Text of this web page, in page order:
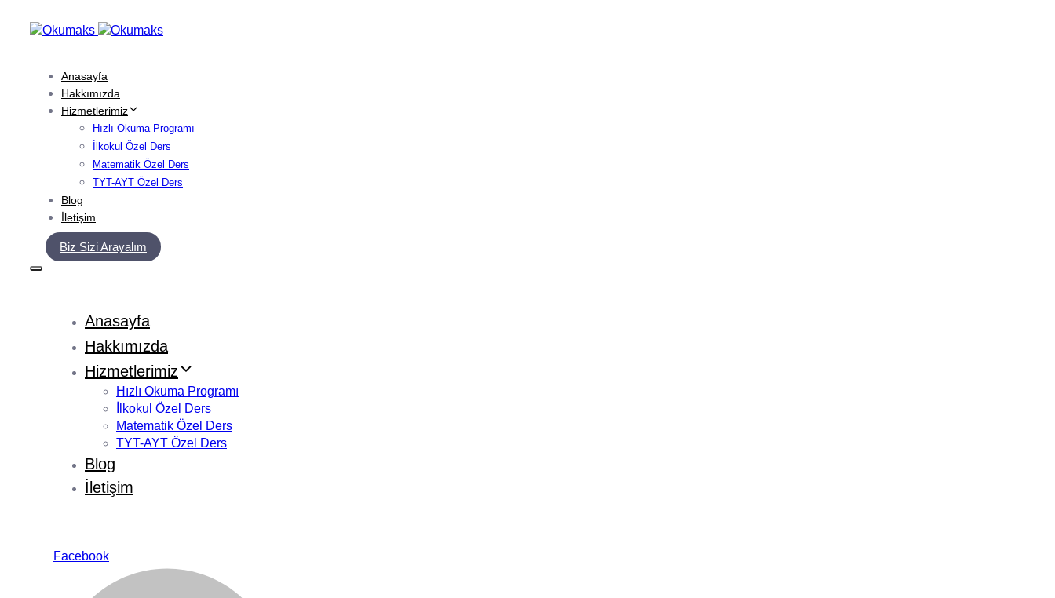
links
Anasayfa
Hakkımızda
Hizmetlerimiz
Hızlı Okuma Programı
İlkokul Özel Ders
Matematik Özel Ders
TYT-AYT Özel Ders
Blog
İletişim
Biz Sizi Arayalım
Anasayfa
Hakkımızda
Hizmetlerimiz
Hızlı Okuma Programı
İlkokul Özel Ders
Matematik Özel Ders
TYT-AYT Özel Ders
Blog
İletişim
Facebook